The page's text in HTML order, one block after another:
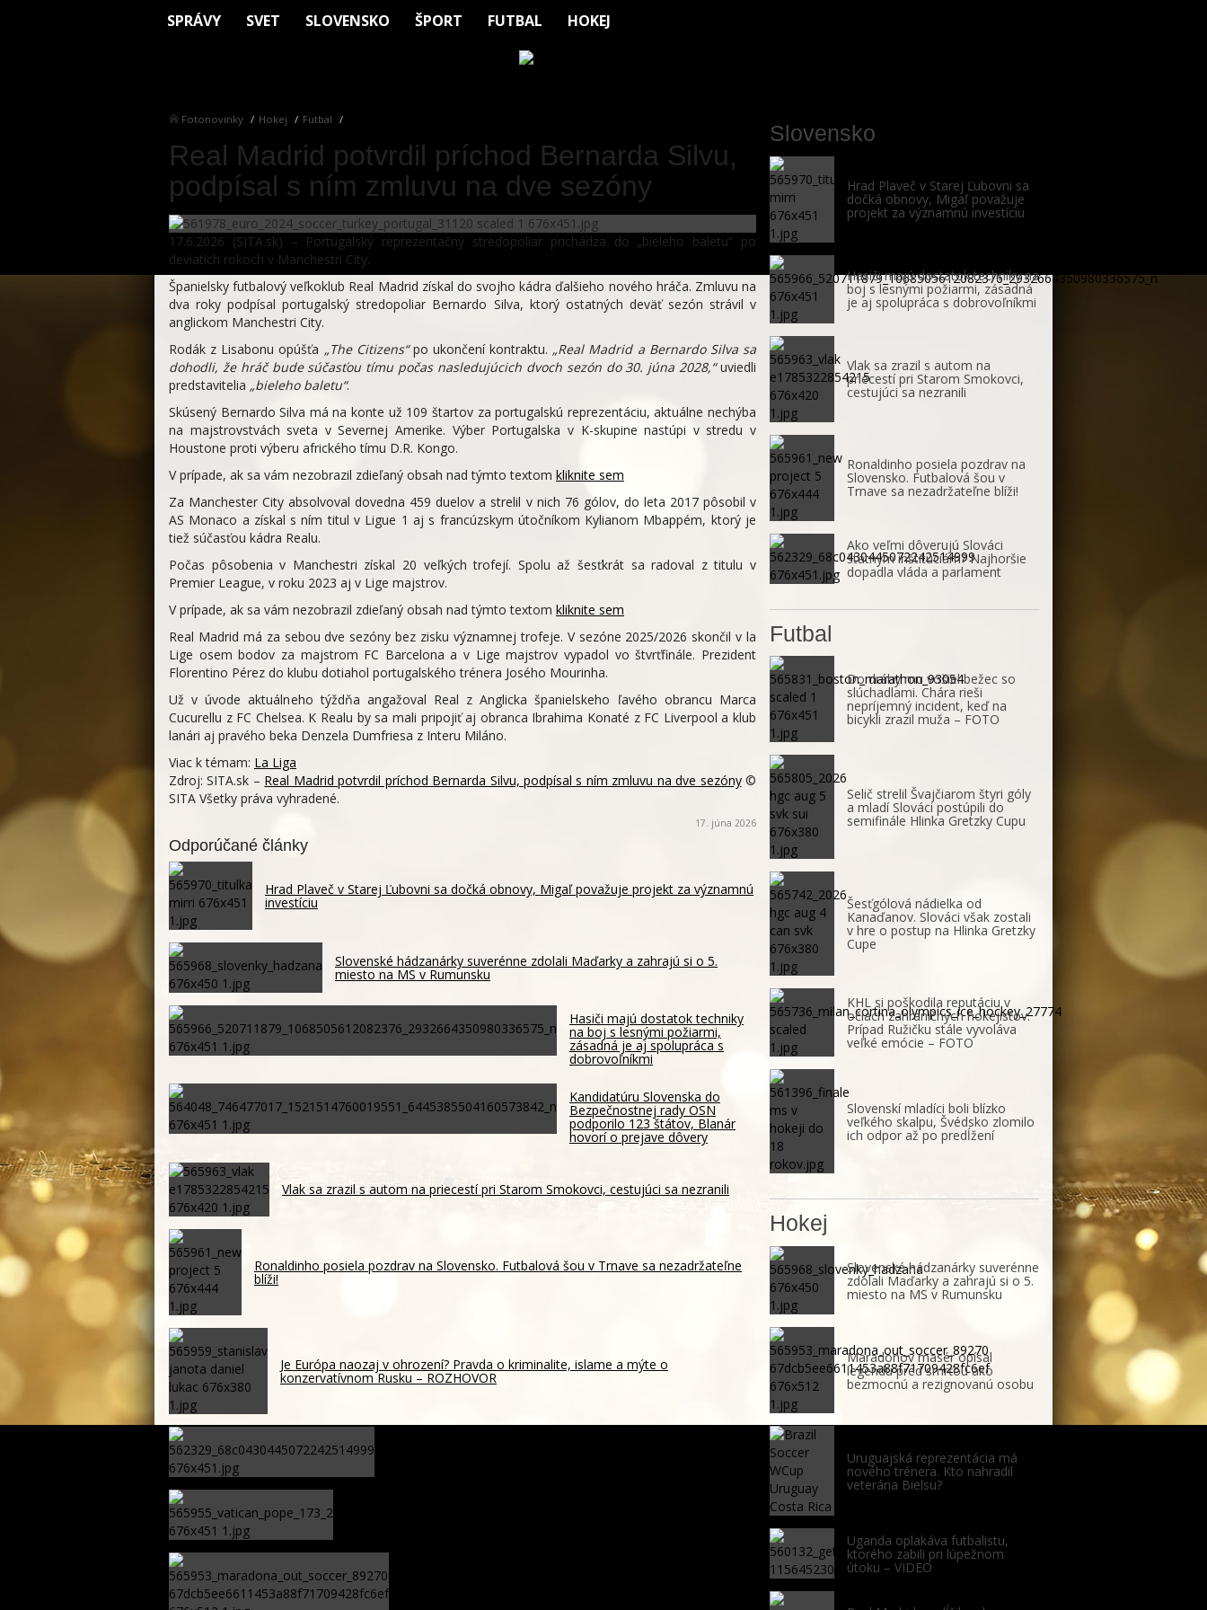
SPRÁVY SVET SLOVENSKO ŠPORT FUTBAL HOKEJ
Fotonovinky Hokej Futbal
Real Madrid potvrdil príchod Bernarda Silvu,
podpísal s ním zmluvu na dve sezóny
17.6.2026 (SITA.sk) – Portugalský reprezentačný stredopoliar prichádza do „bieleho baletu“ po
deviatich rokoch v Manchestri City.
Španielsky futbalový veľkoklub Real Madrid získal do svojho kádra ďalšieho nového hráča. Zmluvu na
dva roky podpísal portugalský stredopoliar Bernardo Silva, ktorý ostatných deväť sezón strávil v
anglickom Manchestri City.
Rodák z Lisabonu opúšťa „The Citizens“po ukončení kontraktu. „Real Madrid a Bernardo Silva sa
dohodli, že hráč bude súčasťou tímu počas nasledujúcich dvoch sezón do 30. júna 2028,“uviedli
predstavitelia „bieleho baletu“.
Skúsený Bernardo Silva má na konte už 109 štartov za portugalskú reprezentáciu, aktuálne nechýba
na majstrovstvách sveta v Severnej Amerike. Výber Portugalska v K-skupine nastúpi v stredu v
Houstone proti výberu afrického tímu D.R. Kongo.
V prípade, ak sa vám nezobrazil zdieľaný obsah nad týmto textom kliknite sem
Za Manchester City absolvoval dovedna 459 duelov a strelil v nich 76 gólov, do leta 2017 pôsobil v
AS Monaco a získal s ním titul v Ligue 1 aj s francúzskym útočníkom Kylianom Mbappém, ktorý je
tiež súčasťou kádra Realu.
Počas pôsobenia v Manchestri získal 20 veľkých trofejí. Spolu až šesťkrát sa radoval z titulu v
Premier League, v roku 2023 aj v Lige majstrov.
V prípade, ak sa vám nezobrazil zdieľaný obsah nad týmto textom kliknite sem
Real Madrid má za sebou dve sezóny bez zisku významnej trofeje. V sezóne 2025/2026 skončil v la
Lige osem bodov za majstrom FC Barcelona a v Lige majstrov vypadol vo štvrťfinále. Prezident
Florentino Pérez do klubu dotiahol portugalského trénera Josého Mourinha.
Už v úvode aktuálneho týždňa angažoval Real z Anglicka španielskeho ľavého obrancu Marca
Cucurellu z FC Chelsea. K Realu by sa mali pripojiť aj obranca Ibrahima Konaté z FC Liverpool a klub
lanári aj pravého beka Denzela Dumfriesa z Interu Miláno.
Viac k témam: La Liga
Zdroj: SITA.sk – Real Madrid potvrdil príchod Bernarda Silvu, podpísal s ním zmluvu na dve sezóny©
SITA Všetky práva vyhradené.
17. júna 2026
Odporúčané články
Hrad Plaveč v Starej Ľubovni sa dočká obnovy, Migaľ považuje projekt za významnú
investíciu
Slovenské hádzanárky suverénne zdolali Maďarky a zahrajú si o 5.
miesto na MS v Rumunsku
Hasiči majú dostatok techniky
na boj s lesnými požiarmi,
zásadná je aj spolupráca s
dobrovoľníkmi
Kandidatúru Slovenska do
Bezpečnostnej rady OSN
podporilo 123 štátov, Blanár
hovorí o prejave dôvery
Vlak sa zrazil s autom na priecestí pri Starom Smokovci, cestujúci sa nezranili
Ronaldinho posiela pozdrav na Slovensko. Futbalová šou v Trnave sa nezadržateľne
blíži!
Je Európa naozaj v ohrození? Pravda o kriminalite, islame a mýte o
konzervatívnom Rusku – ROZHOVOR
Slovensko
Hrad Plaveč v Starej Ľubovni sa
dočká obnovy, Migaľ považuje
projekt za významnú investíciu
Hasiči majú dostatok techniky na
boj s lesnými požiarmi, zásadná
je aj spolupráca s dobrovoľníkmi
Vlak sa zrazil s autom na
priecestí pri Starom Smokovci,
cestujúci sa nezranili
Ronaldinho posiela pozdrav na
Slovensko. Futbalová šou v
Trnave sa nezadržateľne blíži!
Ako veľmi dôverujú Slováci
štátnym inštitúciám? Najhoršie
dopadla vláda a parlament
Futbal
Do dráhy mu vošiel bežec so
slúchadlami. Chára rieši
nepríjemný incident, keď na
bicykli zrazil muža – FOTO
Selič strelil Švajčiarom štyri góly
a mladí Slováci postúpili do
semifinále Hlinka Gretzky Cupu
Šesťgólová nádielka od
Kanaďanov. Slováci však zostali
v hre o postup na Hlinka Gretzky
Cupe
KHL si poškodila reputáciu v
očiach zahraničných hokejistov.
Prípad Ružičku stále vyvoláva
veľké emócie – FOTO
Slovenskí mladíci boli blízko
veľkého skalpu, Švédsko zlomilo
ich odpor až po predĺžení
Hokej
Slovenské hádzanárky suverénne
zdolali Maďarky a zahrajú si o 5.
miesto na MS v Rumunsku
Maradonov masér opísal
legendu pred smrťou ako
bezmocnú a rezignovanú osobu
Uruguajská reprezentácia má
nového trénera. Kto nahradil
veterána Bielsu?
Uganda oplakáva futbalistu,
ktorého zabili pri lúpežnom
útoku – VIDEO